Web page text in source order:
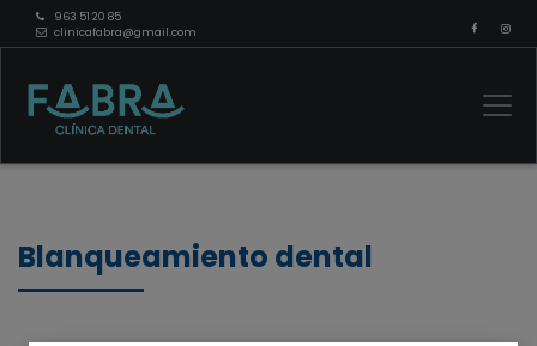
963 51 20 85
clinicafabra@gmail.com
Blanqueamiento dental